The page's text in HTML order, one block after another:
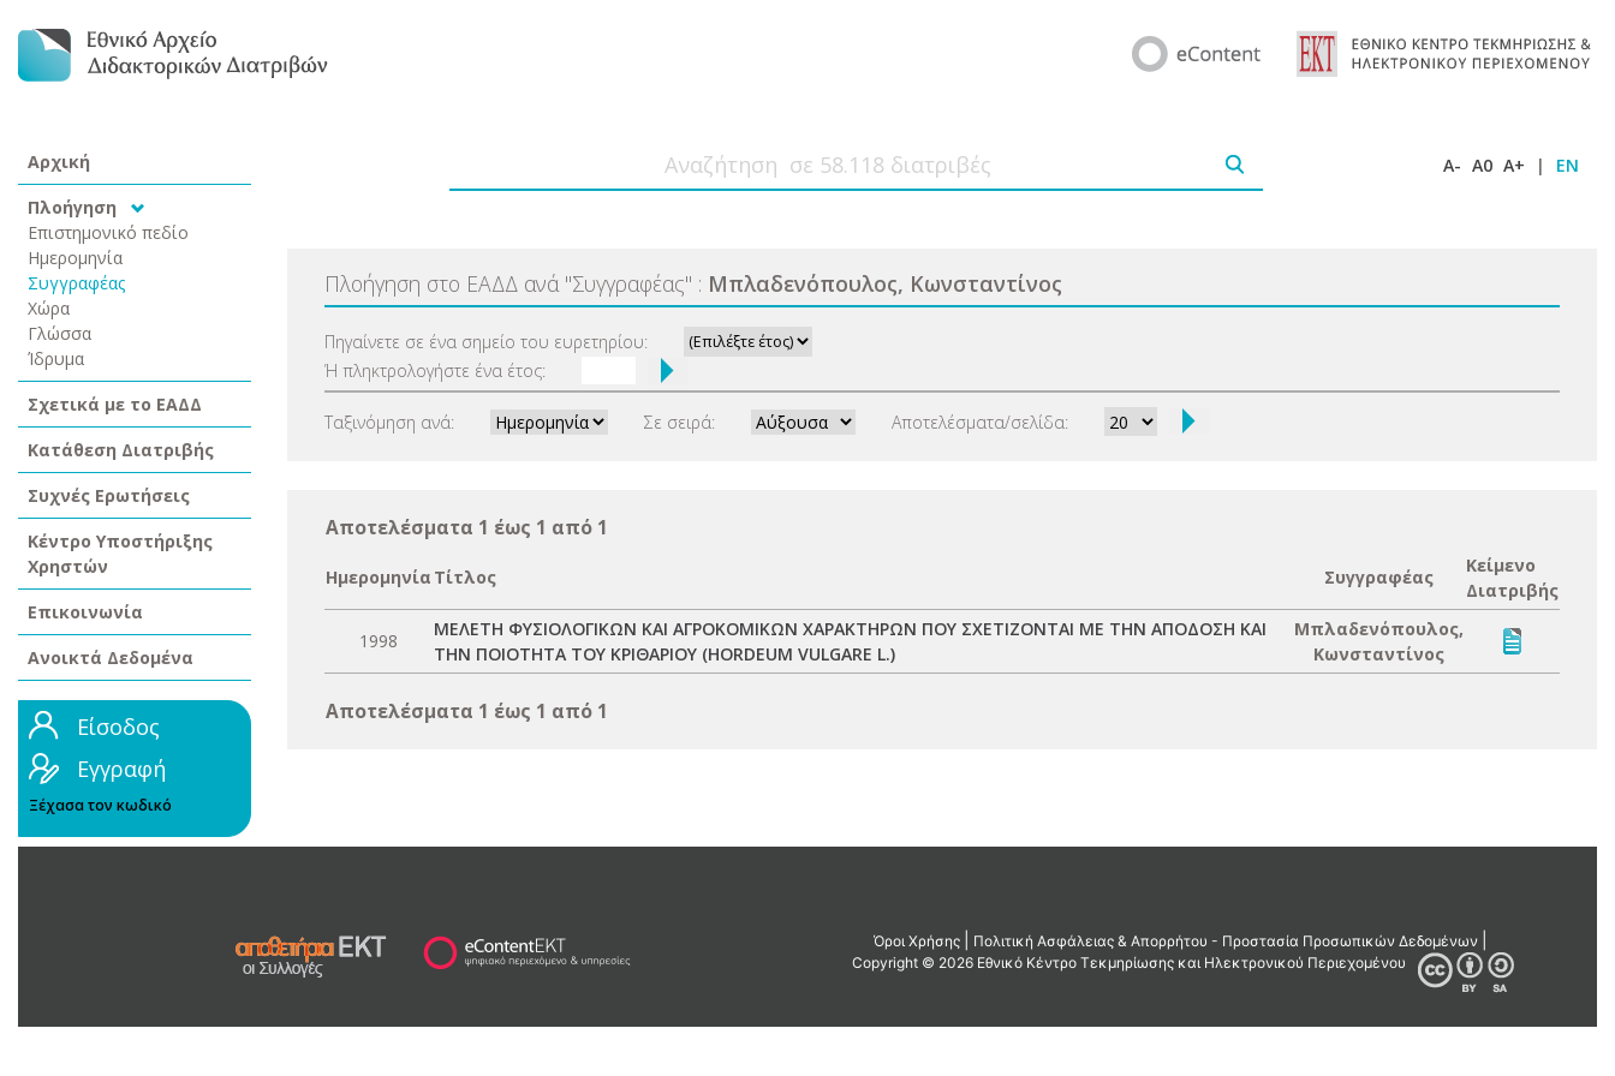
Αρχική
Πλοήγηση
Επιστημονικό πεδίο
Ημερομηνία
Συγγραφέας
Χώρα
Γλώσσα
Ίδρυμα
Σχετικά με το ΕΑΔΔ
Κατάθεση Διατριβής
Συχνές Ερωτήσεις
Κέντρο Υποστήριξης
Χρηστών
Επικοινωνία
Ανοικτά Δεδομένα
Είσοδος
Εγγραφή
Ξέχασα τον κωδικό
A- A0 A+ | EN
Πλοήγηση στο ΕΑΔΔ ανά "Συγγραφέας" : Μπλαδενόπουλος, Κωνσταντίνος
Πηγαίνετε σε ένα σημείο του ευρετηρίου:
Ή πληκτρολογήστε ένα έτος:
Ταξινόμηση ανά: Σε σειρά: Αποτελέσματα/σελίδα:
Αποτελέσματα 1 έως 1 από 1
Ημερομηνία Τίτλος Συγγραφέας
Κείμενο
Διατριβής
1998
ΜΕΛΕΤΗ ΦΥΣΙΟΛΟΓΙΚΩΝ ΚΑΙ ΑΓΡΟΚΟΜΙΚΩΝ ΧΑΡΑΚΤΗΡΩΝ ΠΟΥ ΣΧΕΤΙΖΟΝΤΑΙ ΜΕ ΤΗΝ ΑΠΟΔΟΣΗ ΚΑΙ
ΤΗΝ ΠΟΙΟΤΗΤΑ ΤΟΥ ΚΡΙΘΑΡΙΟΥ (HORDEUM VULGARE L.)
Μπλαδενόπουλος,
Κωνσταντίνος
Αποτελέσματα 1 έως 1 από 1